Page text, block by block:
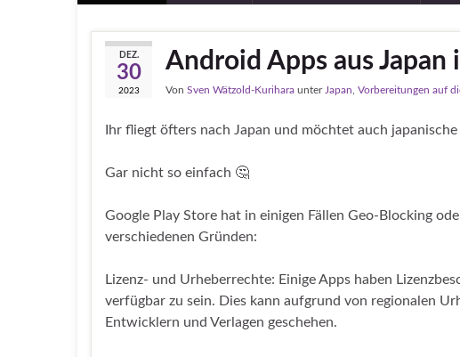
DEZ.
30
2023
Android Apps aus Japan
Von Sven Wätzold-Kurihara unter Japan Vorbereitungen auf
Ihr fliegt öfters nach Japan und möchtet auch
Gar nicht so einfach 🤔
Google Play Store hat in einigen Fällen Geo-Blocking
verschiedenen Gründen:
Lizenz- und Urheberrechte: Einige Apps haben
verfügbar zu sein. Dies kann aufgrund von regionalen
Entwicklern und Verlagen geschehen.